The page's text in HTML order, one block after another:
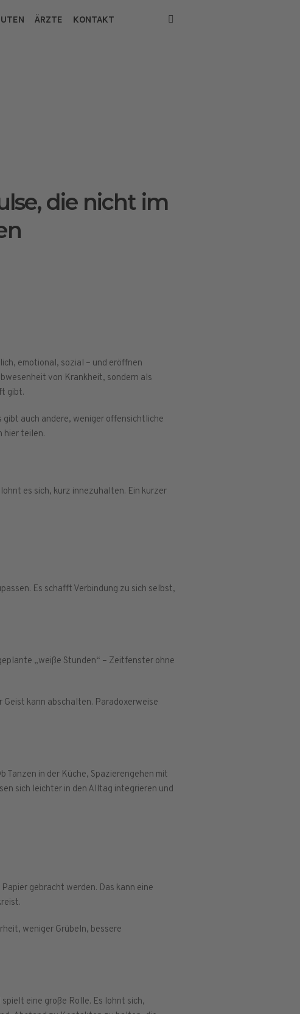
ÄRZTE KONTAKT
die nicht im
emotional, sozial – und eröffnen
von Krankheit, sondern als
gibt.
gibt auch andere, weniger offensichtliche
hier teilen.
es sich, kurz innezuhalten. Ein kurzer
Es schafft Verbindung zu sich selbst,
„weiße Stunden“ – Zeitfenster ohne
Geist kann abschalten. Paradoxerweise
Tanzen in der Küche, Spazierengehen mit
sich leichter in den Alltag integrieren und
gebracht werden. Das kann eine
weniger Grübeln, bessere
eine große Rolle. Es lohnt sich,